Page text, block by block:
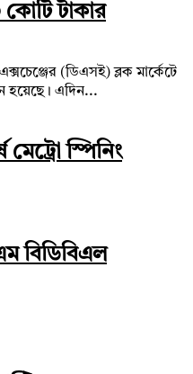
কোটি টাকার
(ডিএসই) ব্লক মার্কেটে
হয়েছে। এদিন...
স্পিনিং
বিডিবিএল